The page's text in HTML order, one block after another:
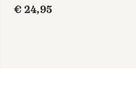
€ 24,95